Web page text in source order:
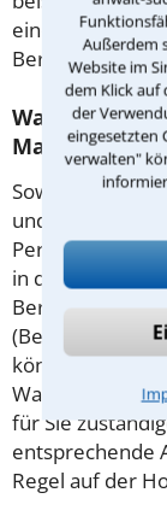
Außerdem
Website im
dem Klick auf
der
eingesetzten
verwalten"
einem Prozess
Was tun
Maklerrecht
Soweit die
und eine
Personen mit
in der Regel
(BerHG) zu
können Sie
Wahl kostenfrei
für Sie
entsprechende
Regel auf der